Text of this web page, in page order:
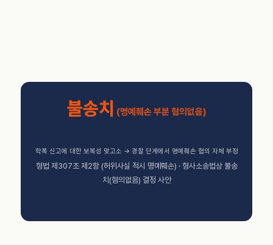
불송치 (명예훼손 부분 혐의없음)
학폭 신고에 대한 보복성 맞고소 → 경찰 단계에서 명예훼손 혐의 자체 부정
형법 제307조 제2항 (허위사실 적시 명예훼손) · 형사소송법상 불송
치(혐의없음) 결정 사안